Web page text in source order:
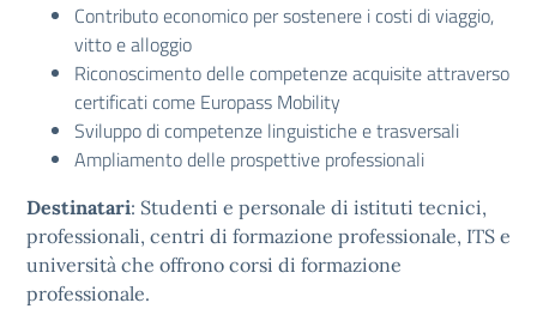
Contributo economico per sostenere i costi di viaggio,
vitto e alloggio
Riconoscimento delle competenze acquisite attraverso
certificati come Europass Mobility
Sviluppo di competenze linguistiche e trasversali
Ampliamento delle prospettive professionali
Destinatari: Studenti e personale di istituti tecnici,
professionali, centri di formazione professionale, ITS e
università che offrono corsi di formazione
professionale.